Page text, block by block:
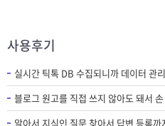
사용후기
실시간 틱톡 DB 수집되니까 데이터 관
블로그 원고를 직접 쓰지 않아도 돼서
알아서 지식인 질문 찾아서 답변 등록까